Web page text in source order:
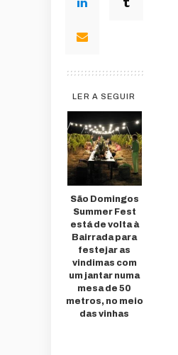
LER A SEGUIR
São Domingos
Summer Fest
está de volta à
Bairrada para
festejar as
vindimas com
um jantar numa
mesa de 50
metros, no meio
das vinhas